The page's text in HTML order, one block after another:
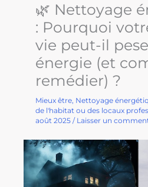
🌿 Nettoyage
: Pourquoi
vie peut-il
énergie (et
remédier) ?
Mieux être, Nettoyage
de l'habitat ou des locaux
août 2025 / Laisser un